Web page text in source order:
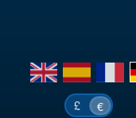
en es fr de
£ €